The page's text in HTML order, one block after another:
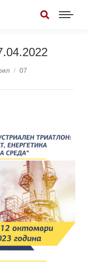
07